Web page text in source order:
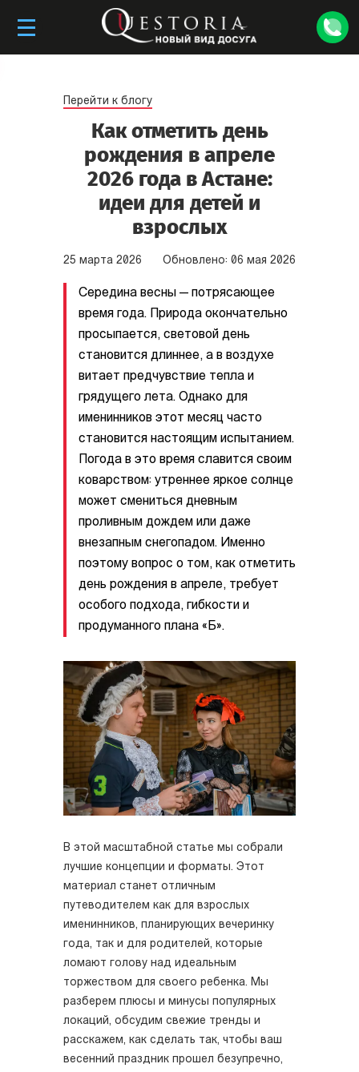
Перейти к блогу
Как отметить день
рождения в апреле
2026 года в Астане:
идеи для детей и
взрослых
25 марта 2026 Обновлено: 06 мая 2026
Середина весны — потрясающее
время года. Природа окончательно
просыпается, световой день
становится длиннее, а в воздухе
витает предчувствие тепла и
грядущего лета. Однако для
именинников этот месяц часто
становится настоящим испытанием.
Погода в это время славится своим
коварством: утреннее яркое солнце
может смениться дневным
проливным дождем или даже
внезапным снегопадом. Именно
поэтому вопрос о том, как отметить
день рождения в апреле, требует
особого подхода, гибкости и
продуманного плана «Б».
В этой масштабной статье мы собрали
лучшие концепции и форматы. Этот
материал станет отличным
путеводителем как для взрослых
именинников, планирующих вечеринку
года, так и для родителей, которые
ломают голову над идеальным
торжеством для своего ребенка. Мы
разберем плюсы и минусы популярных
локаций, обсудим свежие тренды и
расскажем, как сделать так, чтобы ваш
весенний праздник прошел безупречно,